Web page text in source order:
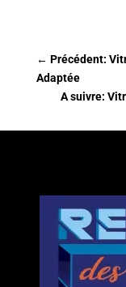
← Précédent:
Adaptée
A suivre: